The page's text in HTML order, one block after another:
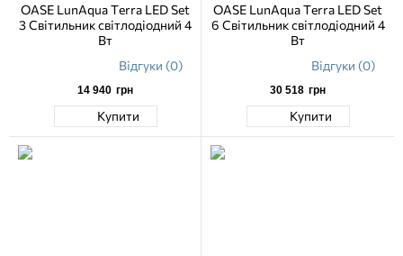
OASE LunAqua Terra LED Set
3 Світильник світлодіодний 4
Вт
Відгуки (0)
14 940 грн
Купити
OASE LunAqua Terra LED Set
6 Світильник світлодіодний 4
Вт
Відгуки (0)
30 518 грн
Купити